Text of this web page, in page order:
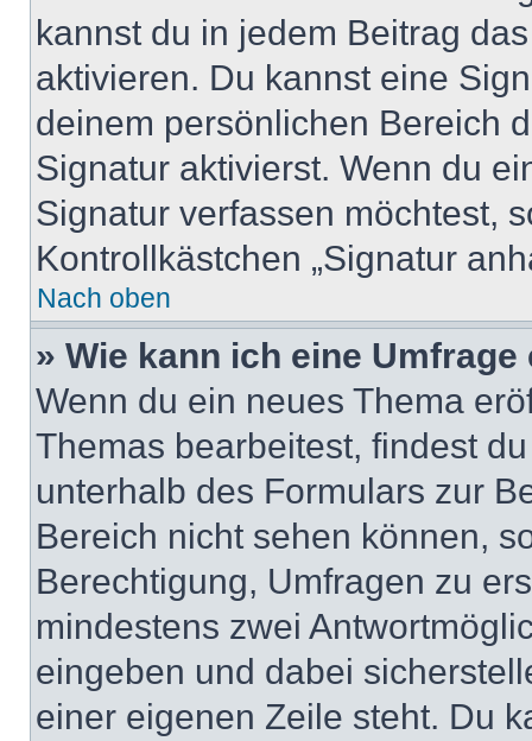
kannst du in jedem Beitrag
aktivieren. Du kannst eine
deinem persönlichen Bereich
Signatur aktivierst. Wenn du
Signatur verfassen möchtest,
Kontrollkästchen „Signatur
Nach oben
» Wie kann ich eine
Wenn du ein neues Thema
Themas bearbeitest, findest
unterhalb des Formulars zur
Bereich nicht sehen können,
Berechtigung, Umfragen zu
mindestens zwei
eingeben und dabei
einer eigenen Zeile steht. Du